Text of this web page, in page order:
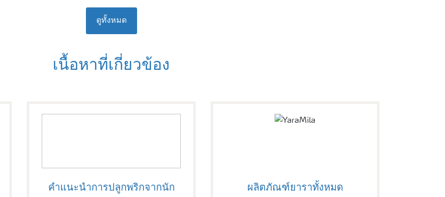
ดูทั้งหมด
เนื้อหาที่เกี่ยวข้อง
คำแนะนำการปลูกพริกจากนัก
ผลิตภัณฑ์ยาราทั้งหมด